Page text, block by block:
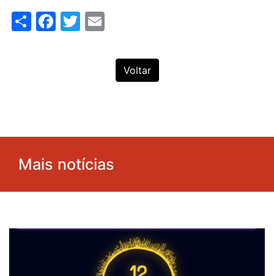
ShareFacebook
Twitter
Voltar
Mais notícias